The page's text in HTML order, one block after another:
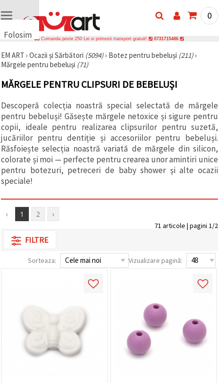
Folosim
uri
🍪 Folosim
cookie-uri
și
similare
pentru a
asigura
funcționarea
corectă a
site-ului,
pentru a vă
îmbunătăți
experiența
și, cu
acordul
dumneavoastră,
traficul și a
afișa
reclame
mai
inclusiv cu
urile făcând
0
Comanda peste 250 Lei si primesti transport gratuit! 0731715486
EM ART › Ocazii și Sărbători (5094)› Botez pentru bebeluși (211)›
Mărgele pentru bebeluși (71)
MĂRGELE PENTRU CLIPSURI DE BEBELUȘI
Descoperă colecția noastră special selectată de mărgele
pentru bebeluși! Găsește mărgele netoxice și sigure pentru
copii, ideale pentru realizarea clipsurilor pentru suzetă,
jucăriilor pentru dentiție și accesoriilor pentru bebeluși.
Răsfoiește selecția noastră variată de mărgele din silicon,
colorate și moi — perfecte pentru crearea unor amintiri unice
pentru botezuri, petreceri de baby shower și alte ocazii
speciale!
‹ 1 2 ›
71 articole | pagini 1/2
FILTRE
Sorteaza: Vizualizare pagină: